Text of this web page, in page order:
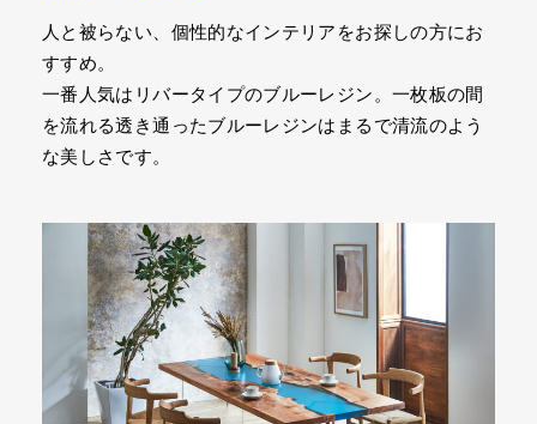
人と被らない、個性的なインテリアをお探しの方にお
すすめ。
一番人気はリバータイプのブルーレジン。一枚板の間
を流れる透き通ったブルーレジンはまるで清流のよう
な美しさです。